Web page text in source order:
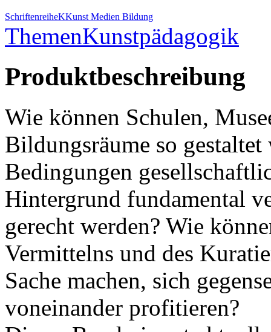
SchriftenreiheKKunst Medien Bildung
ThemenKunstpädagogik
Produktbeschreibung
Wie können Schulen,
Bildungsräume so gestaltet
Bedingungen
Hintergrund fundamental
gerecht werden? Wie
Vermittelns und des
Sache machen, sich
voneinander profitieren?